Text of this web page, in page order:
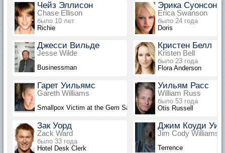
Чейз Эллисон
Chase Ellison
было 10 лет
Richie
Эрика Суонсон
Erica Swanson
было 24 года
Doris
Джесси Вильде
Jesse Wilde
Businessman
Кристен Белл
Kristen Bell
было 23 года
Flora Anderson
Гарет Уильямс
Gareth Williams
Smallpox Victim at the Gem Saloon
Уильям Расс
William Russ
было 53 года
Otis Russell
Зак Уорд
Zack Ward
было 33 года
Hotel Desk Clerk
Джим Коуди
Jim Cody Williams
Terrence